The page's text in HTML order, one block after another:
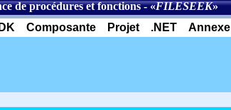
de procédures et fonctions- «FILESEEK»
Composante Projet .NET Annexe